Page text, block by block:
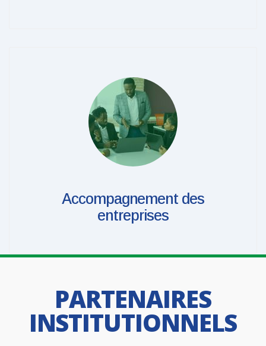
Accompagnement des
entreprises
PARTENAIRES
INSTITUTIONNELS